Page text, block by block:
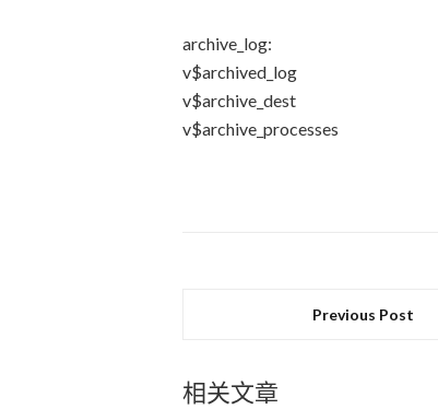
archive_log:
v$archived_log
v$archive_dest
v$archive_processes
Previous Post
相关文章